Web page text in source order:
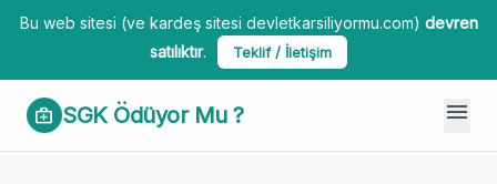
Bu web sitesi (ve kardeş sitesi devletkarsiliyormu.com) devren
satılıktır. Teklif / İletişim
medical_services SGK Ödüyor Mu ? menu